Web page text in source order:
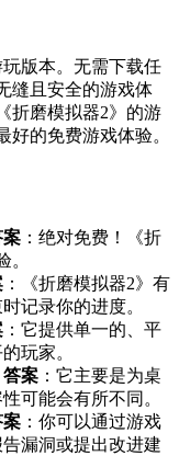
版本。无需下载任
缝且安全的游戏体
折磨模拟器2》的游
的免费游戏体验。
案 ：绝对免费！《折
。
：《折磨模拟器2》有
记录你的进度。
：它提供单一的、平
玩家。
答案 ：它主要是为桌
可能会有所不同。
案 ：你可以通过游戏
漏洞或提出改进建